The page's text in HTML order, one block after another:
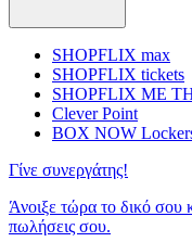
SHOPFLIX max
SHOPFLIX tickets
SHOPFLIX ΜΕ
Clever Point
BOX NOW
Γίνε συνεργάτης!
Άνοιξε τώρα το δικό σου
πωλήσεις σου.